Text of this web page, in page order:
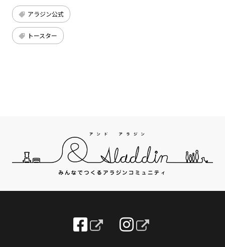
アラジン公式
トースター